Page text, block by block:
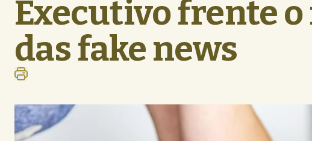
Executivo frente
das fake news